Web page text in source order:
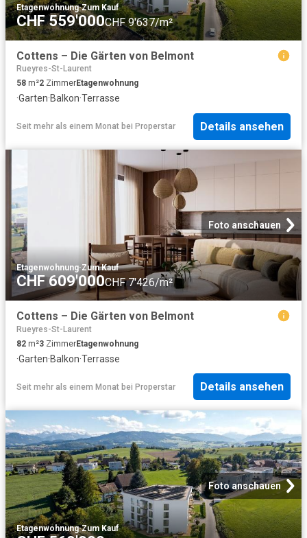
Etagenwohnung·Zum Kauf
CHF 559'000CHF 9'637/m²
Cottens – Die Gärten von Belmont
Rueyres-St-Laurent
58 m²2 ZimmerEtagenwohnung
·Garten·Balkon·Terrasse
Seit mehr als einem Monat bei Properstar Details ansehen
Foto anschauen
Etagenwohnung·Zum Kauf
CHF 609'000CHF 7'426/m²
Cottens – Die Gärten von Belmont
Rueyres-St-Laurent
82 m²3 ZimmerEtagenwohnung
·Garten·Balkon·Terrasse
Seit mehr als einem Monat bei Properstar Details ansehen
Foto anschauen
Etagenwohnung·Zum Kauf